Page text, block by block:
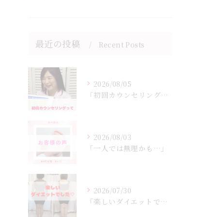
最近の投稿 Recent Posts
2026/08/05
「初回カウンセリングでは何をするの？」
2026/08/03
「一人では無理かも…」
2026/07/30
「楽しいダイエットでした♡」